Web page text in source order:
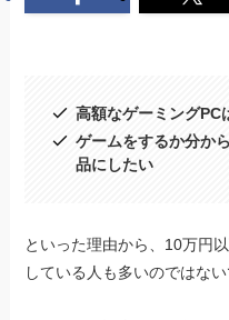
高額なゲーミングPC
ゲームをするか分か
品にしたい
といった理由から、10万円
している人も多いのではない